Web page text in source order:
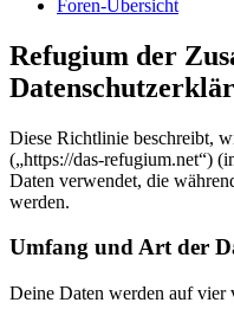
Foren-Übersicht
Refugium der
Diese Richtlinie beschreibt,
(„https://das-refugium.net“)
Daten verwendet, die
werden.
Umfang und Art der
Deine Daten werden auf vier